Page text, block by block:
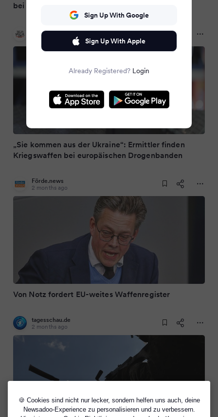
🍪 Cookies sind nicht nur lecker, sondern helfen uns auch, deine
Newsadoo-Experience zu personalisieren und zu verbessern.
bei Banden
Tagesspiegel
„Sie kommen aus der Ukraine“: Ermittler finden
Kriegswaffen bei europäischen Drogenbanden
Förde.news
2 months ago
Von Notz fordert EU-weites Waffenregister
tagesschau.de
2 months ago
Sign Up With Google
Sign Up With Apple
Already Registered? Login